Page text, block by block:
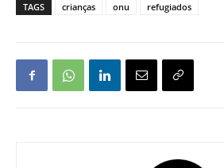
TAGS crianças onu refugiados